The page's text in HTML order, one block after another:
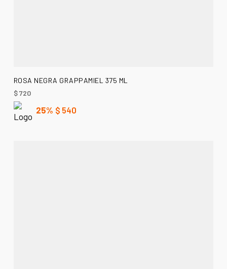
AÑADIR AL CARRITO
ROSA NEGRA GRAPPAMIEL 375 ML
$720
25% $ 540